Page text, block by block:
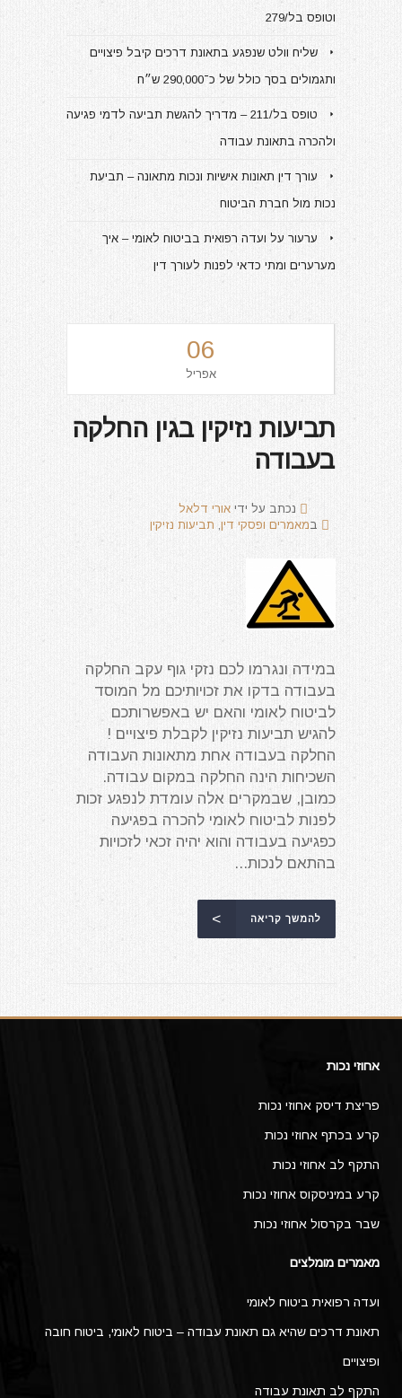
וטופס בל/279
שליח וולט שנפגע בתאונת דרכים קיבל פיצויים
ותגמולים בסך כולל של כ־290,000 ש״ח
טופס בל/211 – מדריך להגשת תביעה לדמי פגיעה
ולהכרה בתאונת עבודה
עורך דין תאונות אישיות ונכות מתאונה – תביעת
נכות מול חברת הביטוח
ערעור על ועדה רפואית בביטוח לאומי – איך
מערערים ומתי כדאי לפנות לעורך דין
06
אפריל
תביעות נזיקין בגין החלקה
בעבודה
נכתב על ידי אורי דלאל
במאמרים ופסקי דין, תביעות נזיקין
במידה ונגרמו לכם נזקי גוף עקב החלקה
בעבודה בדקו את זכויותיכם מל המוסד
לביטוח לאומי והאם יש באפשרותכם
להגיש תביעות נזיקין לקבלת פיצויים !
החלקה בעבודה אחת מתאונות העבודה
השכיחות הינה החלקה במקום עבודה.
כמובן, שבמקרים אלה עומדת לנפגע זכות
לפנות לביטוח לאומי להכרה בפגיעה
כפגיעה בעבודה והוא יהיה זכאי לזכויות
בהתאם לנכות...
להמשך קריאה
אחוזי נכות
פריצת דיסק אחוזי נכות
קרע בכתף אחוזי נכות
התקף לב אחוזי נכות
קרע במיניסקוס אחוזי נכות
שבר בקרסול אחוזי נכות
מאמרים מומלצים
ועדה רפואית ביטוח לאומי
תאונת דרכים שהיא גם תאונת עבודה – ביטוח לאומי, ביטוח חובה
ופיצויים
התקף לב תאונת עבודה